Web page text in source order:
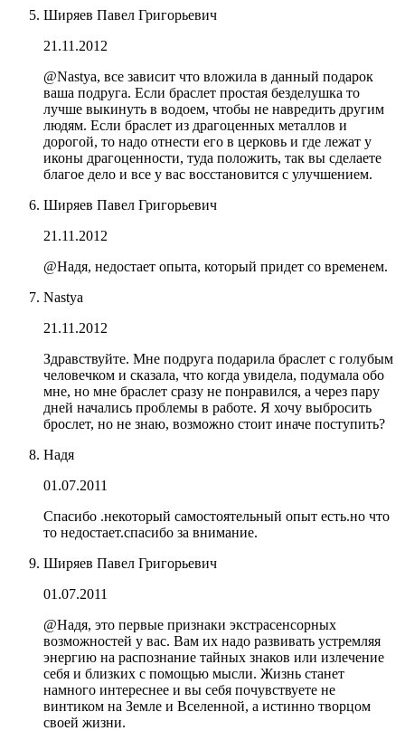
Ширяев Павел Григорьевич
21.11.2012
@Nastya, все зависит что вложила в данный подарок
ваша подруга. Если браслет простая безделушка то
лучше выкинуть в водоем, чтобы не навредить другим
людям. Если браслет из драгоценных металлов и
дорогой, то надо отнести его в церковь и где лежат у
иконы драгоценности, туда положить, так вы сделаете
благое дело и все у вас восстановится с улучшением.
Ширяев Павел Григорьевич
21.11.2012
@Надя, недостает опыта, который придет со временем.
Nastya
21.11.2012
Здравствуйте. Мне подруга подарила браслет с голубым
человечком и сказала, что когда увидела, подумала обо
мне, но мне браслет сразу не понравился, а через пару
дней начались проблемы в работе. Я хочу выбросить
брослет, но не знаю, возможно стоит иначе поступить?
Надя
01.07.2011
Спасибо .некоторый самостоятельный опыт есть.но что
то недостает.спасибо за внимание.
Ширяев Павел Григорьевич
01.07.2011
@Надя, это первые признаки экстрасенсорных
возможностей у вас. Вам их надо развивать устремляя
энергию на распознание тайных знаков или излечение
себя и близких с помощью мысли. Жизнь станет
намного интереснее и вы себя почувствуете не
винтиком на Земле и Вселенной, а истинно творцом
своей жизни.